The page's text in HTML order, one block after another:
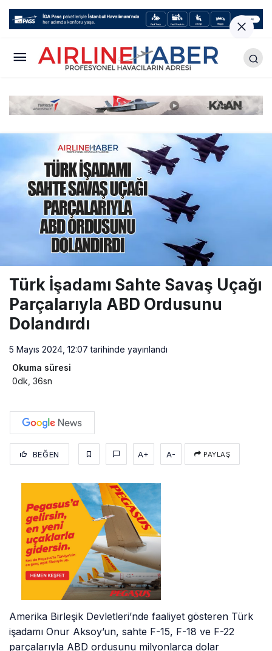
Türk İşadamı Sahte Savaş Uçağı
Parçalarıyla ABD Ordusunu
Dolandırdı
5 Mayıs 2024, 12:07 tarihinde yayınlandı
Okuma süresi
0dk, 36sn
BEĞEN A+ A- PAYLAŞ
Amerika Birleşik Devletleri’nde faaliyet gösteren Türk
işadamı Onur Aksoy’un, sahte F-15, F-18 ve F-22
parçalarıyla ABD ordusunu milyonlarca dolar